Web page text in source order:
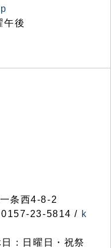
午後
条西4-8-2
23-5814 / k
：日曜日・祝祭